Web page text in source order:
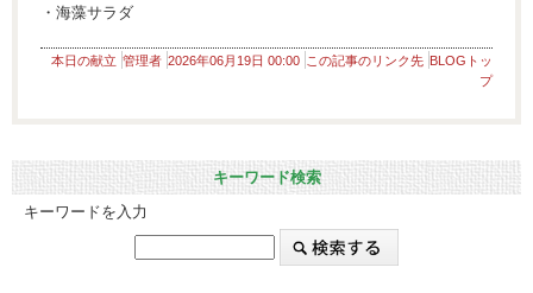
・海藻サラダ
本日の献立 管理者 2026年06月19日 00:00 この記事のリンク先 BLOGトッ
プ
キーワード検索
キーワードを入力